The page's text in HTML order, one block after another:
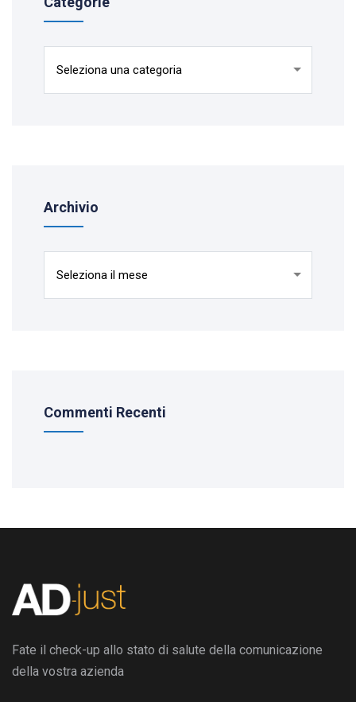
Archivio
Commenti Recenti
Fate il check-up allo stato di salute della comunicazione
della vostra azienda